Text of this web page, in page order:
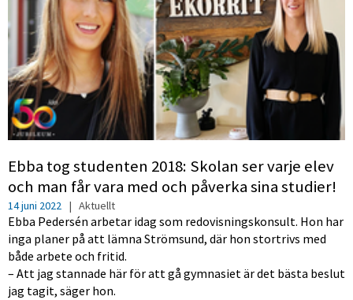
Ebba tog studenten 2018: Skolan ser varje elev
och man får vara med och påverka sina studier!
14 juni 2022 | Aktuellt
Ebba Pedersén arbetar idag som redovisningskonsult. Hon har
inga planer på att lämna Strömsund, där hon stortrivs med
både arbete och fritid.
– Att jag stannade här för att gå gymnasiet är det bästa beslut
jag tagit, säger hon.